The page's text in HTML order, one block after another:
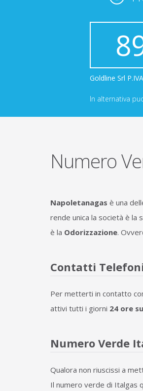
Goldline Srl
In alternativa
Numero
Napoletanagas è una
rende unica la società è la
è la Odorizzazione.
Contatti
Per metterti in contatto
attivi tutti i giorni 24 ore
Numero Verde
Qualora non riuscissi a
Il numero verde di Italgas